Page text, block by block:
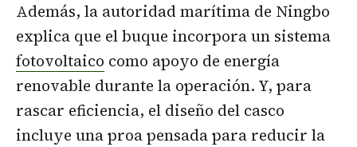
Además, la autoridad marítima de Ningbo
explica que el buque incorpora un sistema
fotovoltaico como apoyo de energía
renovable durante la operación. Y, para
rascar eficiencia, el diseño del casco
incluye una proa pensada para reducir la